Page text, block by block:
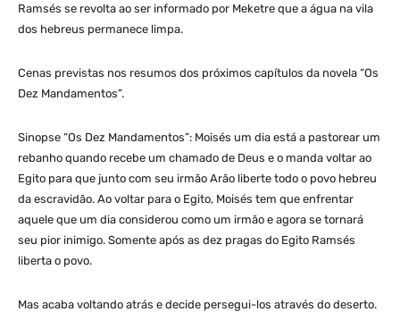
Ramsés se revolta ao ser informado por Meketre que a água na vila
dos hebreus permanece limpa.
Cenas previstas nos resumos dos próximos capítulos da novela “Os
Dez Mandamentos”.
Sinopse “Os Dez Mandamentos”: Moisés um dia está a pastorear um
rebanho quando recebe um chamado de Deus e o manda voltar ao
Egito para que junto com seu irmão Arão liberte todo o povo hebreu
da escravidão. Ao voltar para o Egito, Moisés tem que enfrentar
aquele que um dia considerou como um irmão e agora se tornará
seu pior inimigo. Somente após as dez pragas do Egito Ramsés
liberta o povo.
Mas acaba voltando atrás e decide persegui-los através do deserto.